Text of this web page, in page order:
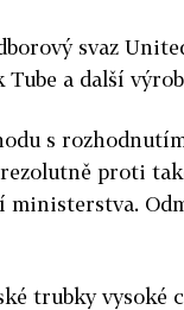
svaz
Tube a další
s
proti
ministerstva.
trubky vysoké